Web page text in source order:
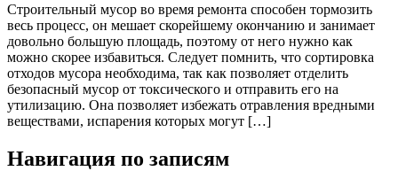
Строительный мусор во время ремонта способен тормозить
весь процесс, он мешает скорейшему окончанию и занимает
довольно большую площадь, поэтому от него нужно как
можно скорее избавиться. Следует помнить, что сортировка
отходов мусора необходима, так как позволяет отделить
безопасный мусор от токсического и отправить его на
утилизацию. Она позволяет избежать отравления вредными
веществами, испарения которых могут […]
Навигация по записям